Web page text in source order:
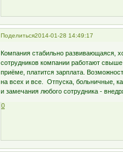
Поделиться2014-01-28 14:49:17
Компания стабильно развивающаяся,
сотрудников компании работают
приёме, платится зарплата.
на всех и все. Отпуска, больничные,
и замечания любого сотрудника -
0